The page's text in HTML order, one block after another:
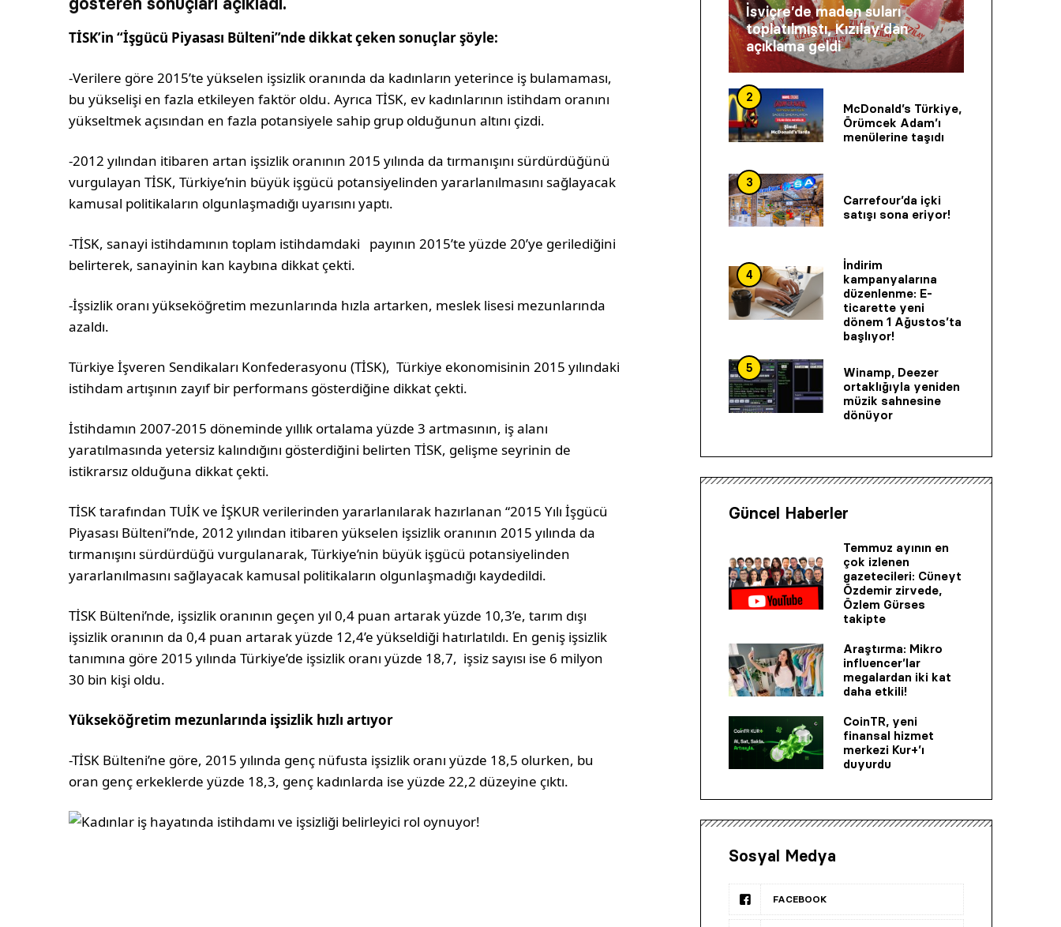
TİSK’in “İşgücü Piyasası Bülteni”nde dikkat çeken sonuçlar şöyle:
-Verilere göre 2015’te yükselen işsizlik oranında da kadınların yeterince iş bulamaması,
bu yükselişi en fazla etkileyen faktör oldu. Ayrıca TİSK, ev kadınlarının istihdam oranını
yükseltmek açısından en fazla potansiyele sahip grup olduğunun altını çizdi.
-2012 yılından itibaren artan işsizlik oranının 2015 yılında da tırmanışını sürdürdüğünü
vurgulayan TİSK, Türkiye’nin büyük işgücü potansiyelinden yararlanılmasını sağlayacak
kamusal politikaların olgunlaşmadığı uyarısını yaptı.
-TİSK, sanayi istihdamının toplam istihdamdaki payının 2015’te yüzde 20’ye gerilediğini
belirterek, sanayinin kan kaybına dikkat çekti.
-İşsizlik oranı yükseköğretim mezunlarında hızla artarken, meslek lisesi mezunlarında
azaldı.
Türkiye İşveren Sendikaları Konfederasyonu (TİSK), Türkiye ekonomisinin 2015 yılındaki
istihdam artışının zayıf bir performans gösterdiğine dikkat çekti.
İstihdamın 2007-2015 döneminde yıllık ortalama yüzde 3 artmasının, iş alanı
yaratılmasında yetersiz kalındığını gösterdiğini belirten TİSK, gelişme seyrinin de
istikrarsız olduğuna dikkat çekti.
TİSK tarafından TUİK ve İŞKUR verilerinden yararlanılarak hazırlanan “2015 Yılı İşgücü
Piyasası Bülteni”nde, 2012 yılından itibaren yükselen işsizlik oranının 2015 yılında da
tırmanışını sürdürdüğü vurgulanarak, Türkiye’nin büyük işgücü potansiyelinden
yararlanılmasını sağlayacak kamusal politikaların olgunlaşmadığı kaydedildi.
TİSK Bülteni’nde, işsizlik oranının geçen yıl 0,4 puan artarak yüzde 10,3’e, tarım dışı
işsizlik oranının da 0,4 puan artarak yüzde 12,4’e yükseldiği hatırlatıldı. En geniş işsizlik
tanımına göre 2015 yılında Türkiye’de işsizlik oranı yüzde 18,7, işsiz sayısı ise 6 milyon
30 bin kişi oldu.
Yükseköğretim mezunlarında işsizlik hızlı artıyor
-TİSK Bülteni’ne göre, 2015 yılında genç nüfusta işsizlik oranı yüzde 18,5 olurken, bu
oran genç erkeklerde yüzde 18,3, genç kadınlarda ise yüzde 22,2 düzeyine çıktı.
İsviçre’de maden suları
toplatılmıştı, Kızılay’dan
açıklama geldi
2
McDonald’s Türkiye,
Örümcek Adam’ı
menülerine taşıdı
3
Carrefour’da içki
satışı sona eriyor!
4
İndirim
kampanyalarına
düzenlenme: E-
ticarette yeni
dönem 1 Ağustos’ta
başlıyor!
5
Winamp, Deezer
ortaklığıyla yeniden
müzik sahnesine
dönüyor
Güncel Haberler
Temmuz ayının en
çok izlenen
gazetecileri: Cüneyt
Özdemir zirvede,
Özlem Gürses
takipte
Araştırma: Mikro
influencer’lar
megalardan iki kat
daha etkili!
CoinTR, yeni
finansal hizmet
merkezi Kur+’ı
duyurdu
Sosyal Medya
FACEBOOK